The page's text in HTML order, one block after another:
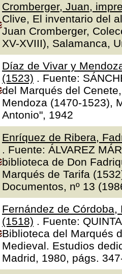
Cromberger, Juan,
Clive, El inventario del
Juan Cromberger,
XV-XVIII), Salamanca,
Díaz de Vivar y
(1523) . Fuente:
del Marqués del
Mendoza (1470-1523),
Antonio", 1942
Enríquez de Ribera,
. Fuente: ÁLVAREZ
biblioteca de Don
Marqués de Tarifa
Documentos, nº 13
Fernández de
(1518) . Fuente:
Biblioteca del Marqués
Medieval. Estudios
Madrid, 1980, págs.